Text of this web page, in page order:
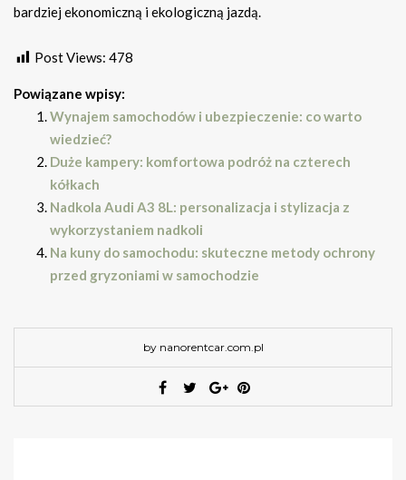
bardziej ekonomiczną i ekologiczną jazdą.
Post Views: 478
Powiązane wpisy:
Wynajem samochodów i ubezpieczenie: co warto
wiedzieć?
Duże kampery: komfortowa podróż na czterech
kółkach
Nadkola Audi A3 8L: personalizacja i stylizacja z
wykorzystaniem nadkoli
Na kuny do samochodu: skuteczne metody ochrony
przed gryzoniami w samochodzie
by nanorentcar.com.pl